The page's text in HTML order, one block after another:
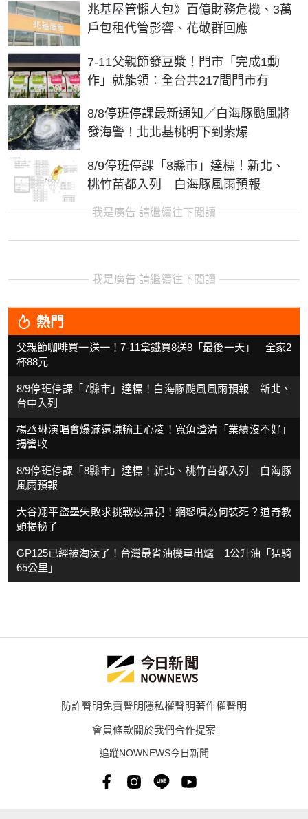
兆基屋管懶人包》百億財務危機、3萬
戶包租代管影響、花敬群回應
7-11父親節發豆漿！門市「完成1動
作」就能領：全台共217間門市有
8/8停班停課最新通知／白海豚颱風將
發海警！北北基桃明下到紫爆
8/9停班停課「8縣市」達標！新北、
桃竹苗都入列 白海豚風雨預報
我是廣告 請繼續往下閱讀
我是廣告 請繼續往下閱讀
熱門
父親節咖啡買一送一！7-11拿鐵買8送8「最後一天」 全家2
杯88元
8/9停班停課「7縣市」達標！白海豚颱風風雨預報 新北、
台中入列
楊丞琳演唱會爆滿還賺輸王心凌！寬魚澄清「業績沒不好」
揭營收
8/9停班停課「8縣市」達標！新北、桃竹苗都入列 白海豚
風雨預報
大谷翔平盜壘失敗求挑戰被無視！網怒噴為何裝死？道奇教
頭揭秘了
GP125已經被淘汰了！台灣最省油機車出爐 1公升油「猛騎
65公里」
防詐聲明免責聲明隱私權聲明著作權聲明
會員條款關於我們合作提案
追蹤NOWNEWS今日新聞